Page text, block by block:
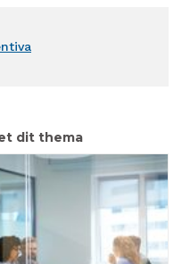
dit thema